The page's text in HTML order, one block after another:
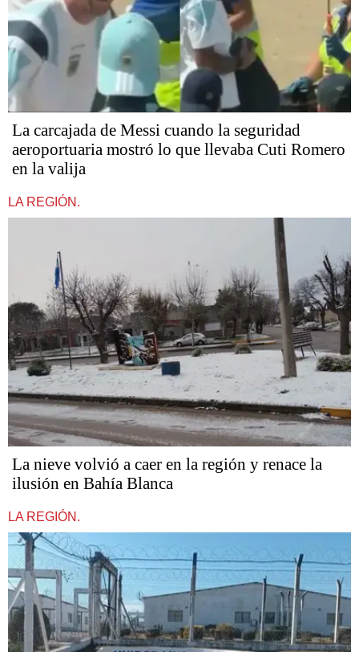
La carcajada de Messi cuando la seguridad
aeroportuaria mostró lo que llevaba Cuti Romero
en la valija
LA REGIÓN.
La nieve volvió a caer en la región y renace la
ilusión en Bahía Blanca
LA REGIÓN.